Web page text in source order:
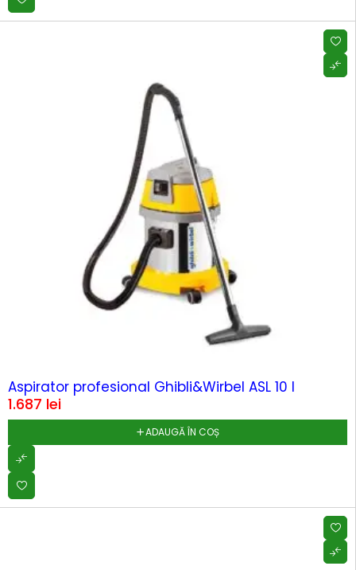
Aspirator profesional Ghibli&Wirbel ASL 10 I
1.687 lei
ADAUGĂ ÎN COȘ